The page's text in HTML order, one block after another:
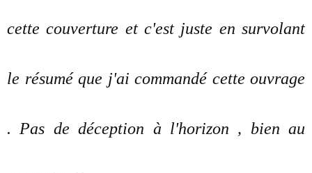
cette couverture et c'est juste en survolant
le résumé que j'ai commandé cette ouvrage
. Pas de déception à l'horizon , bien au